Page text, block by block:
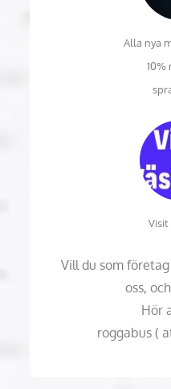
Alla nya
10%
Visit
Vill du som
oss,
Hör
roggabus (